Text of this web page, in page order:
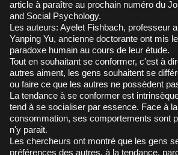
article à paraître au prochain numéro du
and Social Psychology.
Les auteurs: Ayelet Fishbach, professeur
Yanping Yu, ancienne doctorante ont mis
paradoxe humain au cours de leur étude.
Tout en souhaitant se conformer, c'est à
autres aiment, les gens souhaitent se
ou faire ce que les autres ne possèdent
La tendance à se conformer est
tend à se socialiser par essence. Face à
consommation, ses comportements sont
n'y parait.
Les chercheurs ont montré que les gens
préférences des autres, à la tendance,